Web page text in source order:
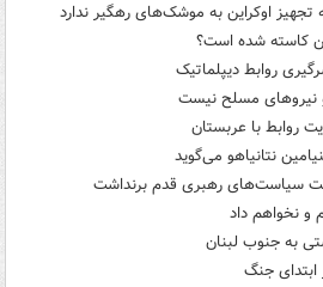
تجهیز اوکراین به موشک‌های رهگیر ندارد
کاسته شده است؟
روابط دیپلماتیک
نیروهای مسلح نیست
روابط با عربستان
نتانیاهو می‌گوید
سیاست‌های رهبری قدم برنداشت
و نخواهم داد
به جنوب لبنان